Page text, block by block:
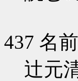
437 名前
辻元